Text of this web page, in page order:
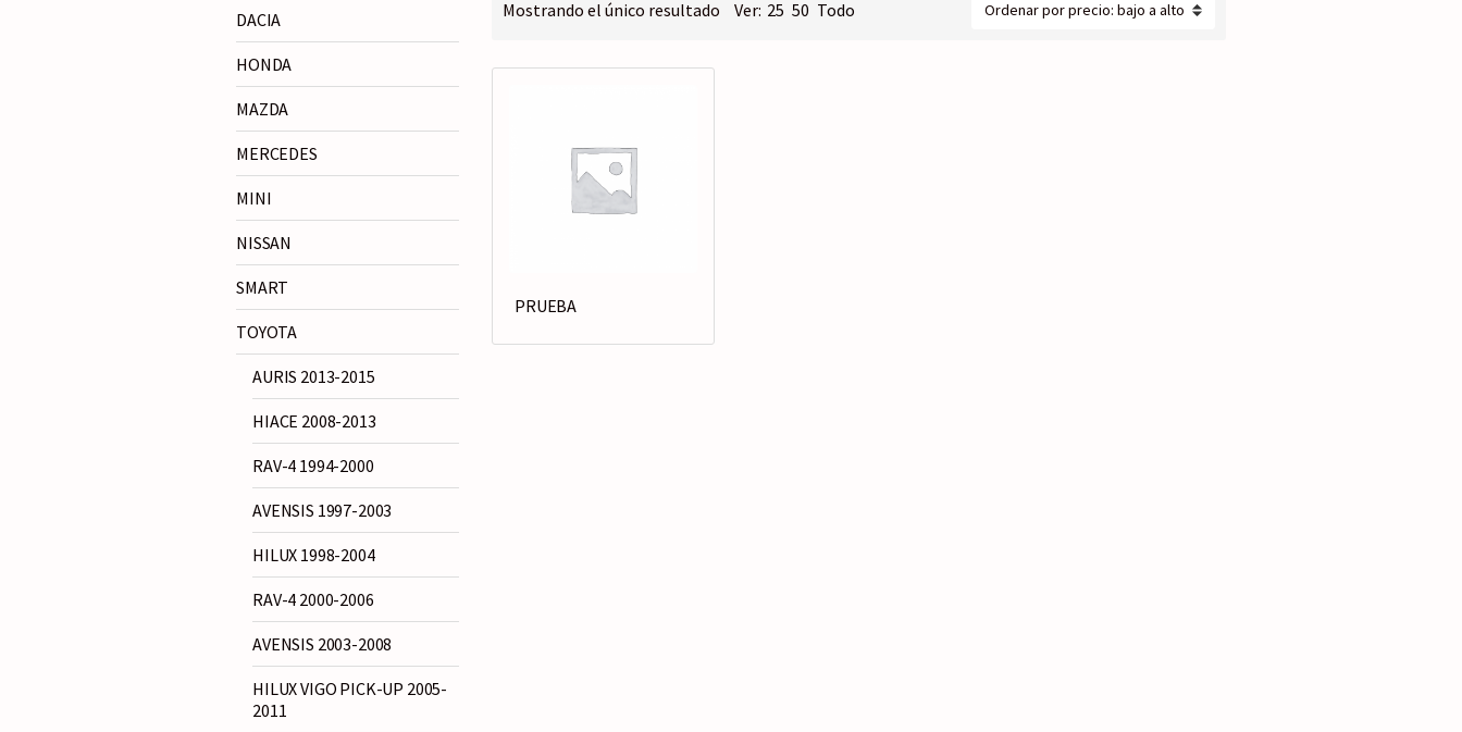
o
Mostrando el único resultado Ver: 25 50 Todo
PRUEBA
DACIA
HONDA
MAZDA
MERCEDES
MINI
NISSAN
SMART
TOYOTA
AURIS 2013-2015
HIACE 2008-2013
RAV-4 1994-2000
AVENSIS 1997-2003
HILUX 1998-2004
RAV-4 2000-2006
AVENSIS 2003-2008
HILUX VIGO PICK-UP 2005-
2011